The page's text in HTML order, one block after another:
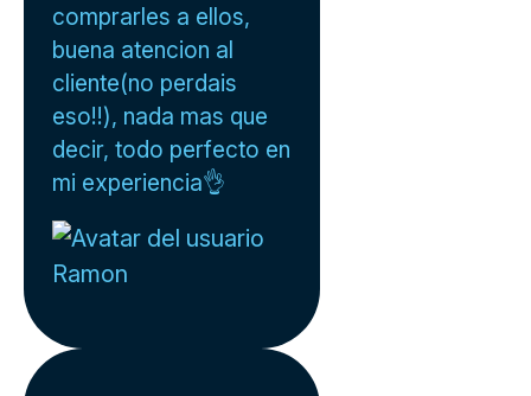
comprarles a ellos,
buena atencion al
cliente(no perdais
eso!!), nada mas que
decir, todo perfecto en
mi experiencia👌
Ramon